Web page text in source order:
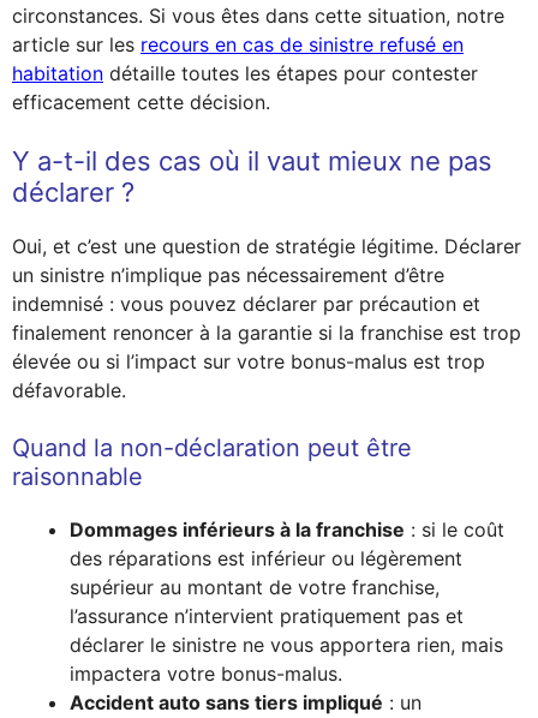
circonstances. Si vous êtes dans cette situation, notre
article sur les recours en cas de sinistre refusé en
habitation détaille toutes les étapes pour contester
efficacement cette décision.
Y a-t-il des cas où il vaut mieux ne pas
déclarer ?
Oui, et c’est une question de stratégie légitime. Déclarer
un sinistre n’implique pas nécessairement d’être
indemnisé : vous pouvez déclarer par précaution et
finalement renoncer à la garantie si la franchise est trop
élevée ou si l’impact sur votre bonus-malus est trop
défavorable.
Quand la non-déclaration peut être
raisonnable
Dommages inférieurs à la franchise : si le coût
des réparations est inférieur ou légèrement
supérieur au montant de votre franchise,
l’assurance n’intervient pratiquement pas et
déclarer le sinistre ne vous apportera rien, mais
impactera votre bonus-malus.
Accident auto sans tiers impliqué : un